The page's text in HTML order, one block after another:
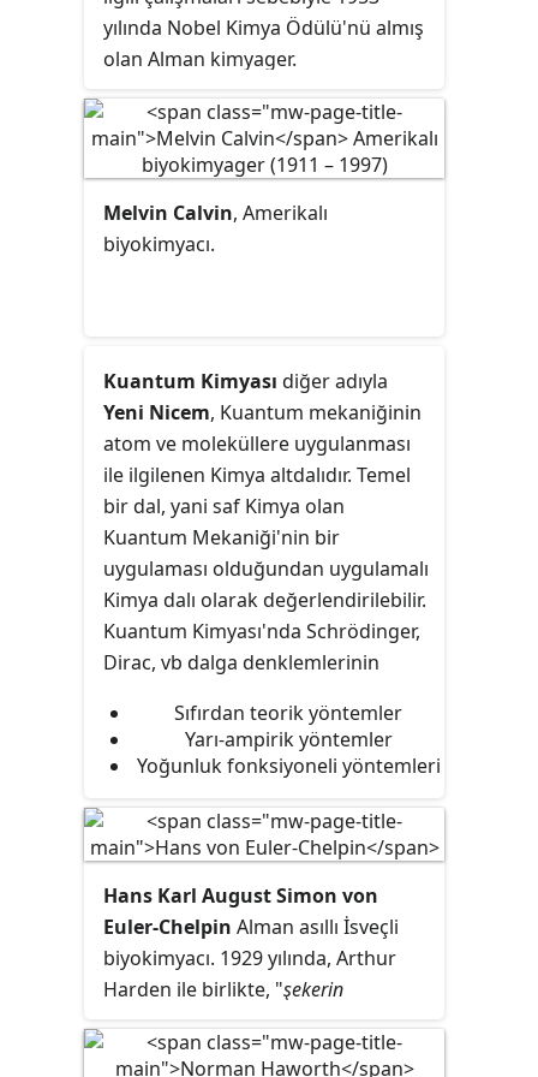
yılında Nobel Kimya Ödülü'nü almış
olan Alman kimyager.
Melvin Calvin, Amerikalı
biyokimyacı.
Kuantum Kimyası diğer adıyla
Yeni Nicem, Kuantum mekaniğinin
atom ve moleküllere uygulanması
ile ilgilenen Kimya altdalıdır. Temel
bir dal, yani saf Kimya olan
Kuantum Mekaniği'nin bir
uygulaması olduğundan uygulamalı
Kimya dalı olarak değerlendirilebilir.
Kuantum Kimyası'nda Schrödinger,
Dirac, vb dalga denklemlerinin
genellikle en çok tercih edilen, EM
alan yokluğunda, spinsiz ve
denkleminin çözümüdür. Tek
elektronlu sistemler dışında
olarak çözülemediğinden, çok
elektronlu sistemler için nümerik
çözümler yapılır. Kuantum
Kimyası'nda bu nümerik çözümleri
yapmak üzere çeşitli yöntemler
vardır. Bunlar;
Sıfırdan teorik yöntemler
Yarı-ampirik yöntemler
Yoğunluk fonksiyoneli yöntemleri
Hans Karl August Simon von
Euler-Chelpin Alman asıllı İsveçli
biyokimyacı. 1929 yılında, Arthur
Harden ile birlikte, "şekerin
üzerine araştırmaları için" Nobel